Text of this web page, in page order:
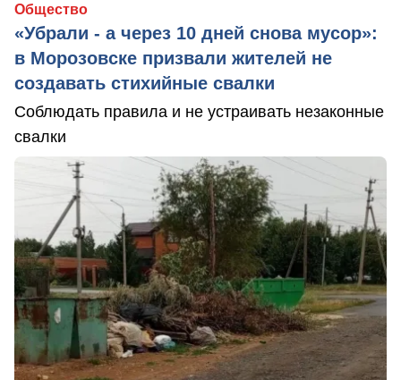
Общество
«Убрали - а через 10 дней снова мусор»:
в Морозовске призвали жителей не
создавать стихийные свалки
Соблюдать правила и не устраивать незаконные
свалки